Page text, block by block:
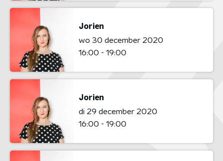
Jorien
wo 30 december 2020
16:00 - 19:00
Jorien
di 29 december 2020
16:00 - 19:00